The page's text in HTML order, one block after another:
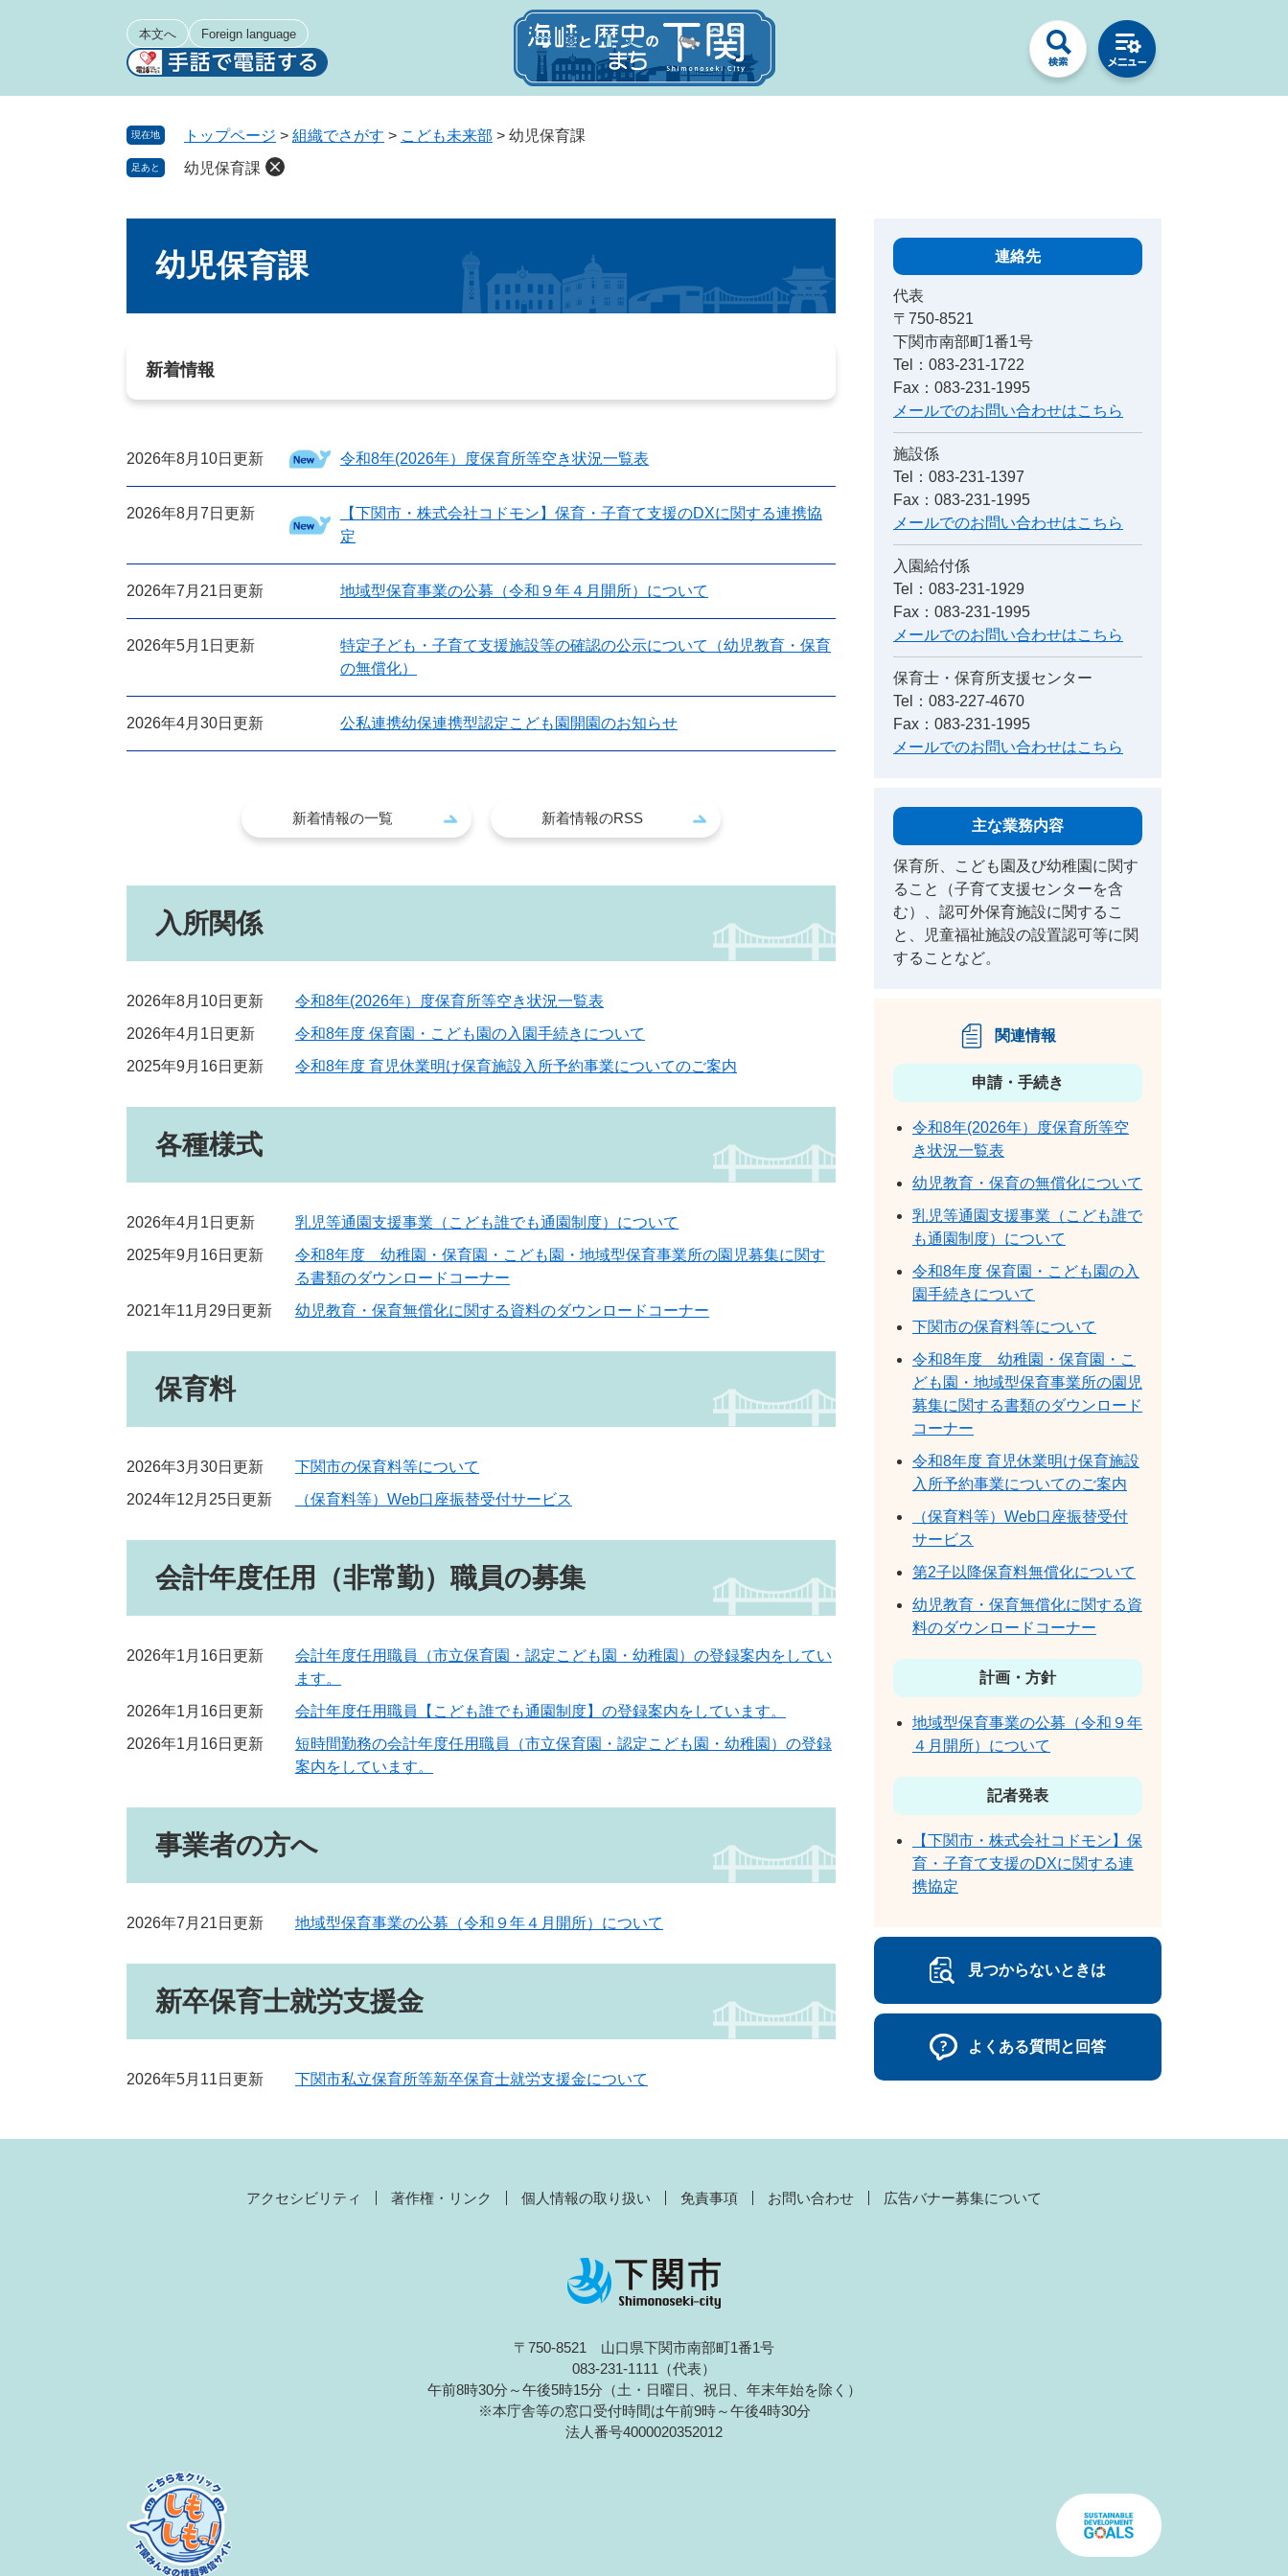
本文へ Foreign language
現在地 トップページ > 組織でさがす > こども未来部 > 幼児保育課
足あと 幼児保育課
幼児保育課
新着情報
2026年8月10日更新 令和8年(2026年）度保育所等空き状況一覧表
2026年8月7日更新
【下関市・株式会社コドモン】保育・子育て支援のDXに関する連携協
定
2026年7月21日更新 地域型保育事業の公募（令和９年４月開所）について
2026年5月1日更新
特定子ども・子育て支援施設等の確認の公示について（幼児教育・保育
の無償化）
2026年4月30日更新 公私連携幼保連携型認定こども園開園のお知らせ
新着情報の一覧 新着情報のRSS
入所関係
2026年8月10日更新
令和8年(2026年）度保育所等空き状況一覧表
2026年4月1日更新
令和8年度 保育園・こども園の入園手続きについて
2025年9月16日更新
令和8年度 育児休業明け保育施設入所予約事業についてのご案内
各種様式
2026年4月1日更新
乳児等通園支援事業（こども誰でも通園制度）について
2025年9月16日更新
令和8年度 幼稚園・保育園・こども園・地域型保育事業所の園児募集に関す
る書類のダウンロードコーナー
2021年11月29日更新
幼児教育・保育無償化に関する資料のダウンロードコーナー
保育料
2026年3月30日更新
下関市の保育料等について
2024年12月25日更新
（保育料等）Web口座振替受付サービス
会計年度任用（非常勤）職員の募集
2026年1月16日更新
会計年度任用職員（市立保育園・認定こども園・幼稚園）の登録案内をしてい
ます。
2026年1月16日更新
会計年度任用職員【こども誰でも通園制度】の登録案内をしています。
2026年1月16日更新
短時間勤務の会計年度任用職員（市立保育園・認定こども園・幼稚園）の登録
案内をしています。
事業者の方へ
2026年7月21日更新 地域型保育事業の公募（令和９年４月開所）について
新卒保育士就労支援金
2026年5月11日更新 下関市私立保育所等新卒保育士就労支援金について
連絡先
代表
〒750-8521
下関市南部町1番1号
Tel：083-231-1722
Fax：083-231-1995
メールでのお問い合わせはこちら
施設係
Tel：083-231-1397
Fax：083-231-1995
メールでのお問い合わせはこちら
入園給付係
Tel：083-231-1929
Fax：083-231-1995
メールでのお問い合わせはこちら
保育士・保育所支援センター
Tel：083-227-4670
Fax：083-231-1995
メールでのお問い合わせはこちら
主な業務内容
保育所、こども園及び幼稚園に関す
ること（子育て支援センターを含
む）、認可外保育施設に関するこ
と、児童福祉施設の設置認可等に関
することなど。
関連情報
申請・手続き
令和8年(2026年）度保育所等空
き状況一覧表
幼児教育・保育の無償化について
乳児等通園支援事業（こども誰で
も通園制度）について
令和8年度 保育園・こども園の入
園手続きについて
下関市の保育料等について
令和8年度 幼稚園・保育園・こ
ども園・地域型保育事業所の園児
募集に関する書類のダウンロード
コーナー
令和8年度 育児休業明け保育施設
入所予約事業についてのご案内
（保育料等）Web口座振替受付
サービス
第2子以降保育料無償化について
幼児教育・保育無償化に関する資
料のダウンロードコーナー
計画・方針
地域型保育事業の公募（令和９年
４月開所）について
記者発表
【下関市・株式会社コドモン】保
育・子育て支援のDXに関する連
携協定
見つからないときは
よくある質問と回答
アクセシビリティ 著作権・リンク 個人情報の取り扱い 免責事項 お問い合わせ 広告バナー募集について
〒750-8521 山口県下関市南部町1番1号
083-231-1111（代表）
午前8時30分～午後5時15分（土・日曜日、祝日、年末年始を除く）
※本庁舎等の窓口受付時間は午前9時～午後4時30分
法人番号4000020352012